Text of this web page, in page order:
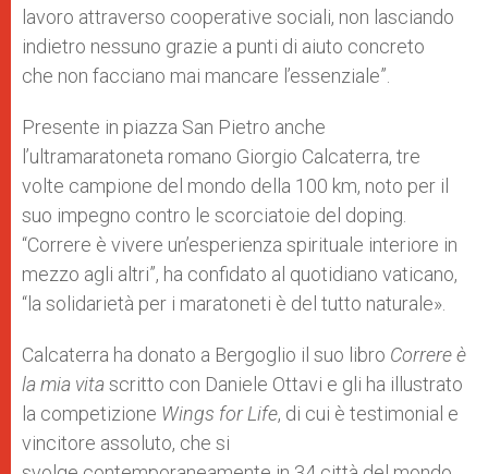
lavoro attraverso cooperative sociali, non lasciando
indietro nessuno grazie a punti di aiuto concreto
che non facciano mai mancare l’essenziale”.
Presente in piazza San Pietro anche
l’ultramaratoneta romano Giorgio Calcaterra, tre
volte campione del mondo della 100 km, noto per il
suo impegno contro le scorciatoie del doping.
“Correre è vivere un’esperienza spirituale interiore in
mezzo agli altri”, ha confidato al quotidiano vaticano,
“la solidarietà per i maratoneti è del tutto naturale».
Calcaterra ha donato a Bergoglio il suo libro Correre è
la mia vitascritto con Daniele Ottavi e gli ha illustrato
la competizione Wings for Life, di cui è testimonial e
vincitore assoluto, che si